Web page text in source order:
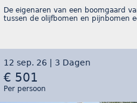
De eigenaren van een boomgaard
tussen de olijfbomen en pijnbomen
12 sep. 26 | 3 Dagen
€ 501
Per persoon